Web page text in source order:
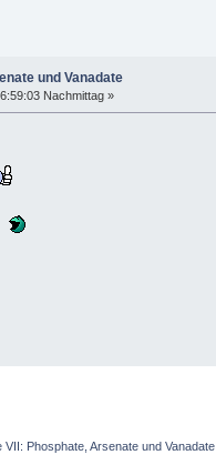
und Vanadate
Nachmittag »
VII: Phosphate, Arsenate und Vanadate